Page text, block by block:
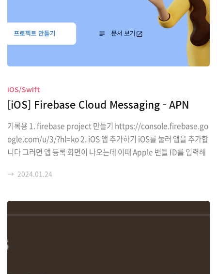
iOS/Swift
[iOS] Firebase Cloud Messaging - APN
기록용 1. firebase project 만들기 https://console.firebase.go
ogle.com/u/3/?hl=ko 2. iOS 앱 추가하기 iOS를 눌러 앱을 추가합
니다 그러면 앱 등록 화면이 나오는데 이때 Apple 번들 ID를 입력해
abilities 안에 있는 Bundle Identifier 입니다 나머지 앱 닉네임, A
일 다운로드가 나오고, GoogleService-Info.plist 다운로드 받아서
→ 2024.01.24